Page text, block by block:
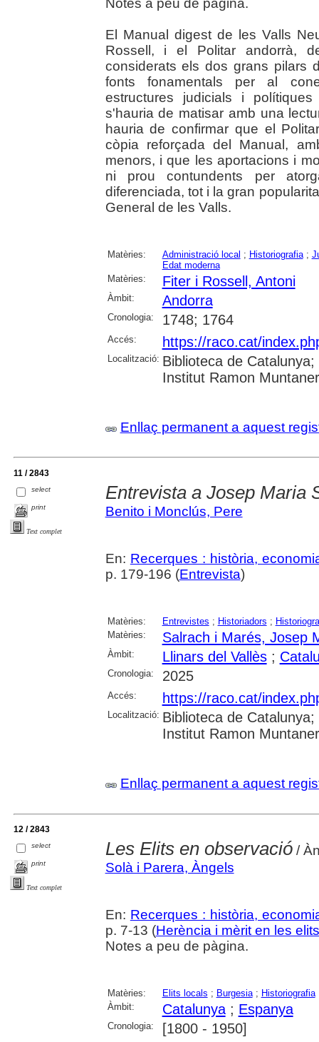
Notes a peu de pàgina.
El Manual digest de les Valls
Rossell, i el Politar andorrà,
considerats els dos grans pilars
fonts fonamentals per al
estructures judicials i
s'hauria de matisar amb una
hauria de confirmar que el
còpia reforçada del Manual,
menors, i que les aportacions i
ni prou contundents per
diferenciada, tot i la gran
General de les Valls.
Matèries: Administració local ; Historiografia;
Edat moderna
Matèries:
Fiter i Rossell, Antoni
Àmbit: Andorra
Cronologia: 1748; 1764
Accés: https://raco.cat/
Localització: Biblioteca de
Institut Ramon
Enllaç permanent a aquest
11 / 2843
select
print
Text complet
Entrevista a Josep Maria
Benito i Monclús, Pere
En: Recerques : història,
p. 179-196 (Entrevista)
Matèries: Entrevistes ; Historiadors ;
Matèries:
Salrach i Marés, Josep
Àmbit: Llinars del Vallès;
Cronologia: 2025
Accés: https://raco.cat/
Localització: Biblioteca de
Institut Ramon
Enllaç permanent a aquest
12 / 2843
select
print
Text complet
Les Elits en observació/
Solà i Parera, Àngels
En: Recerques : història,
p. 7-13 (Herència i mèrit en les
Notes a peu de pàgina.
Matèries: Elits locals ; Burgesia; Historiografia
Àmbit:
Catalunya; Espanya
Cronologia: [1800 - 1950]